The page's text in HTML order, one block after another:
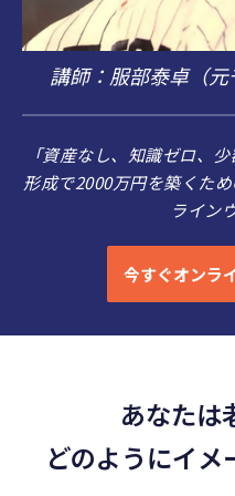
講師：服部泰卓（元
「資産なし、知識ゼロ、
形成で2000万円を築くた
ライン
今すぐオンラ
あなたは
どのようにイメ